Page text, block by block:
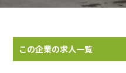
この企業の求人一覧